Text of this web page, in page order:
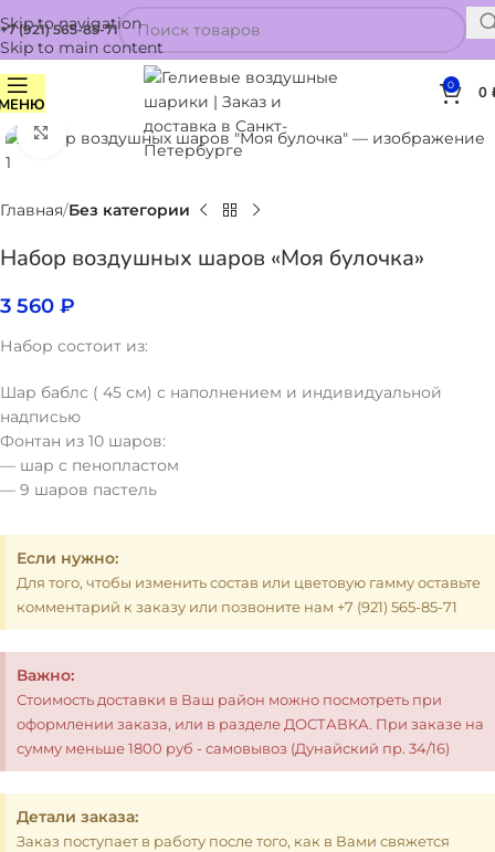
Skip to navigation
Skip to main content
+7 (921) 565-85-71
0 0
Нажмите, чтобы увеличить
Главная Без категории
Набор воздушных шаров «Моя булочка»
3 560 ₽
Набор состоит из:
Шар баблс ( 45 см) с наполнением и индивидуальной
надписью
Фонтан из 10 шаров:
— шар с пенопластом
— 9 шаров пастель
Если нужно:
Для того, чтобы изменить состав или цветовую гамму оставьте
комментарий к заказу или позвоните нам +7 (921) 565-85-71
Важно:
Стоимость доставки в Ваш район можно посмотреть при
оформлении заказа, или в разделе ДОСТАВКА. При заказе на
сумму меньше 1800 руб - самовывоз (Дунайский пр. 34/16)
Детали заказа:
Заказ поступает в работу после того, как в Вами свяжется